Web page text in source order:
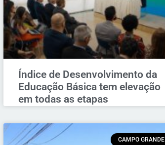
Índice de Desenvolvimento da
Educação Básica tem elevação
em todas as etapas
CAMPO GRANDE